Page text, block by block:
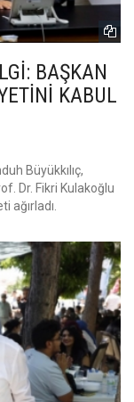
BAŞKAN
KABUL
Büyükkılıç,
Dr. Fikri Kulakoğlu
ağırladı.